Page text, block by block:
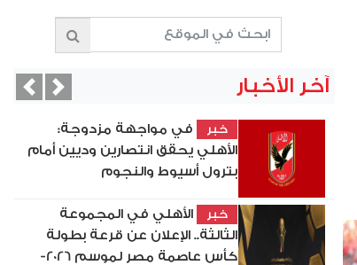
آخر الأخبار
خبر
في مواجهة مزدوجة:
الأهلي يحقق انتصارين وديين أمام
بترول أسيوط والنجوم
خبر
الأهلي في المجموعة
الثالثة.. الإعلان عن قرعة بطولة
كأس عاصمة مصر لموسم 2026-
Next